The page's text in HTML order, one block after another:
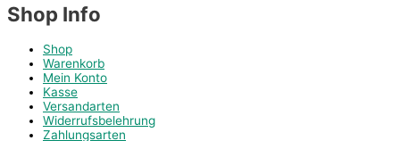
Shop Info
Shop
Warenkorb
Mein Konto
Kasse
Versandarten
Widerrufsbelehrung
Zahlungsarten